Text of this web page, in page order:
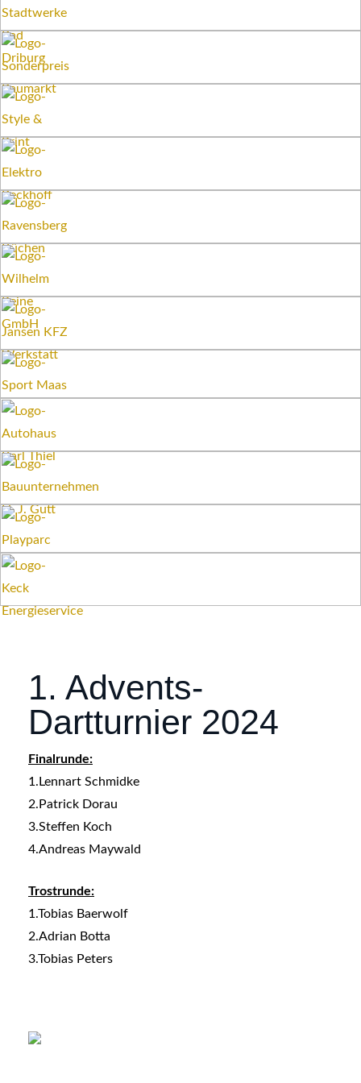
1. Advents-
Dartturnier 2024
Finalrunde:
1.Lennart Schmidke
2.Patrick Dorau
3.Steffen Koch
4.Andreas Maywald
Trostrunde:
1.Tobias Baerwolf
2.Adrian Botta
3.Tobias Peters